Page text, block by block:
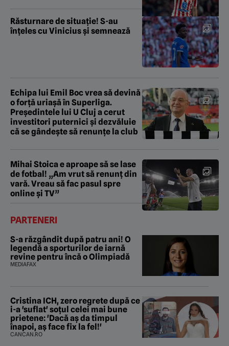
Răsturnare de situație! S-au
înțeles cu Vinicius și semnează
Echipa lui Emil Boc vrea să devină
o forță uriașă în Superliga.
Președintele lui U Cluj a cerut
investitori puternici și dezvăluie
că se gândește să renunțe la club
Mihai Stoica e aproape să se lase
de fotbal! „Am vrut să renunț din
vară. Vreau să fac pasul spre
online și TV”
PARTENERI
S-a răzgândit după patru ani! O
legendă a sporturilor de iarnă
revine pentru încă o Olimpiadă
MEDIAFAX
Cristina ICH, zero regrete după ce
i-a 'suflat' soțul celei mai bune
prietene: 'Dacă aș da timpul
înapoi, aș face fix la fel!'
CANCAN.RO